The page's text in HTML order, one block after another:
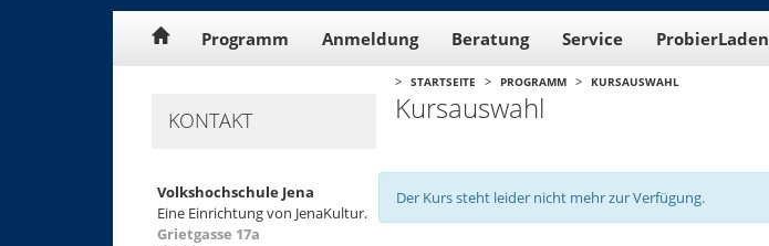
Programm Anmeldung Beratung Service ProbierLaden
KONTAKT
Volkshochschule Jena
Eine Einrichtung von JenaKultur.
Grietgasse 17a
> STARTSEITE > PROGRAMM > KURSAUSWAHL
Kursauswahl
Der Kurs steht leider nicht mehr zur Verfügung.